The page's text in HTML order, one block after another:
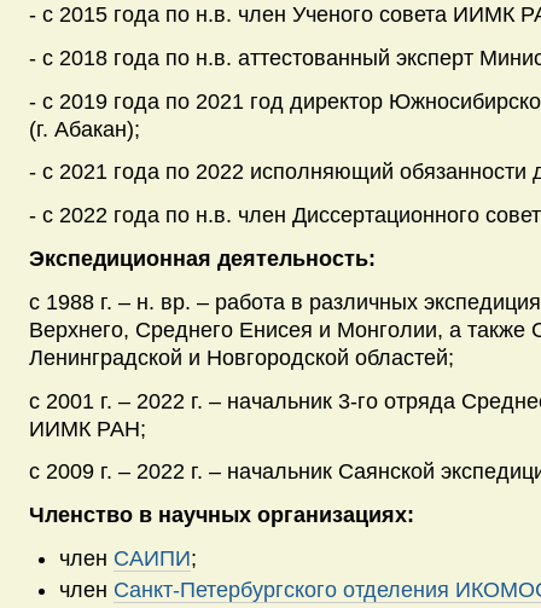
- c 2015 года по н.в. член Ученого совета ИИМК
- с 2018 года по н.в. аттестованный эксперт
- с 2019 года по 2021 год директор
(г. Абакан);
- с 2021 года по 2022 исполняющий
- с 2022 года по н.в. член Диссертационного
Экспедиционная деятельность:
с 1988 г. – н. вр. – работа в различных
Верхнего, Среднего Енисея и Монголии, а также
Ленинградской и Новгородской областей;
c 2001 г. – 2022 г. – начальник 3-го отряда
ИИМК РАН;
c 2009 г. – 2022 г. – начальник Саянской
Членство в научных организациях:
член САИПИ;
член Санкт-Петербургского отделения